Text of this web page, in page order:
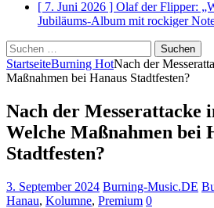
[ 7. Juni 2026 ] Olaf der Flipper:
Jubiläums-Album mit rockiger
Suchen
nach:
StartseiteBurning HotNach der
Maßnahmen bei Hanaus Stadtfesten?
Nach der Messerattacke
Welche Maßnahmen bei
Stadtfesten?
3. September 2024 Burning-Music.DE
Hanau, Kolumne, Premium 0